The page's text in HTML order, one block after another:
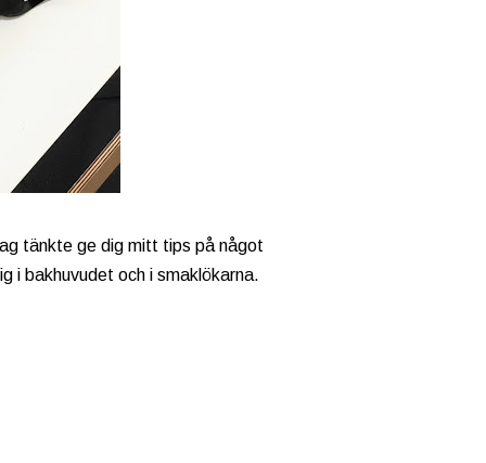
tänkte ge dig mitt tips på något
i bakhuvudet och i smaklökarna.